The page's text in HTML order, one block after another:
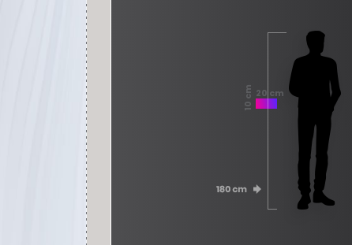
20 cm
10 cm